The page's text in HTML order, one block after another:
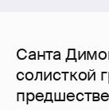
Санта
солисткой